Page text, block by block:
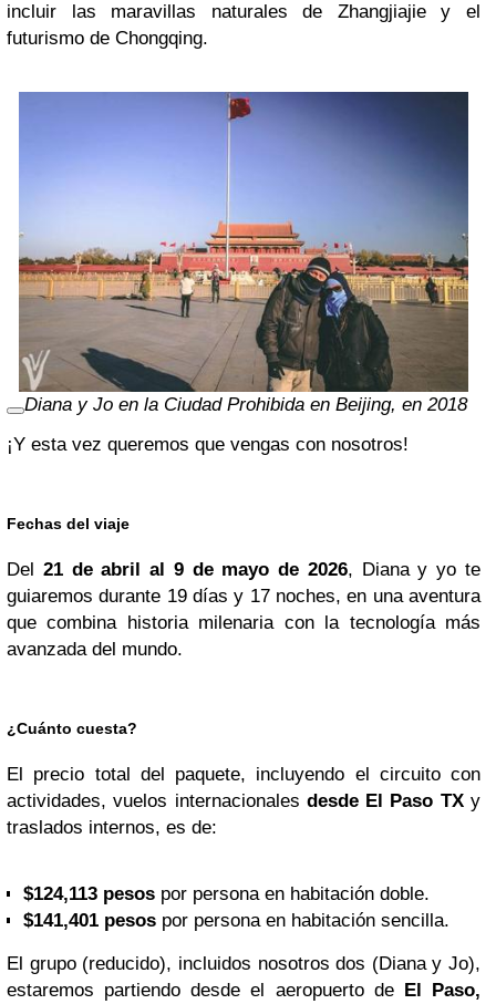
incluir las maravillas naturales de Zhangjiajie y el
futurismo de Chongqing.
Diana y Jo en la Ciudad Prohibida en Beijing, en 2018
¡Y esta vez queremos que vengas con nosotros!
Fechas del viaje
Del 21 de abril al 9 de mayo de 2026, Diana y yo te
guiaremos durante 19 días y 17 noches, en una aventura
que combina historia milenaria con la tecnología más
avanzada del mundo.
¿Cuánto cuesta?
El precio total del paquete, incluyendo el circuito con
actividades, vuelos internacionales desde El Paso TXy
traslados internos, es de:
$124,113 pesos por persona en habitación doble.
$141,401 pesos por persona en habitación sencilla.
El grupo (reducido), incluidos nosotros dos (Diana y Jo),
estaremos partiendo desde el aeropuerto de El Paso,